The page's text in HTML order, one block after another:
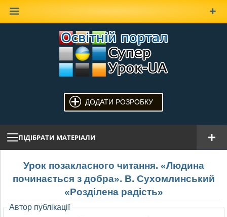
ДОДАТИ РОЗРОБКУ
ПІДІБРАТИ МАТЕРІАЛИ
Урок позакласного читання. «Людина
починається з добра». В. Сухомлинський
«Розділена радість»
Автор публікації